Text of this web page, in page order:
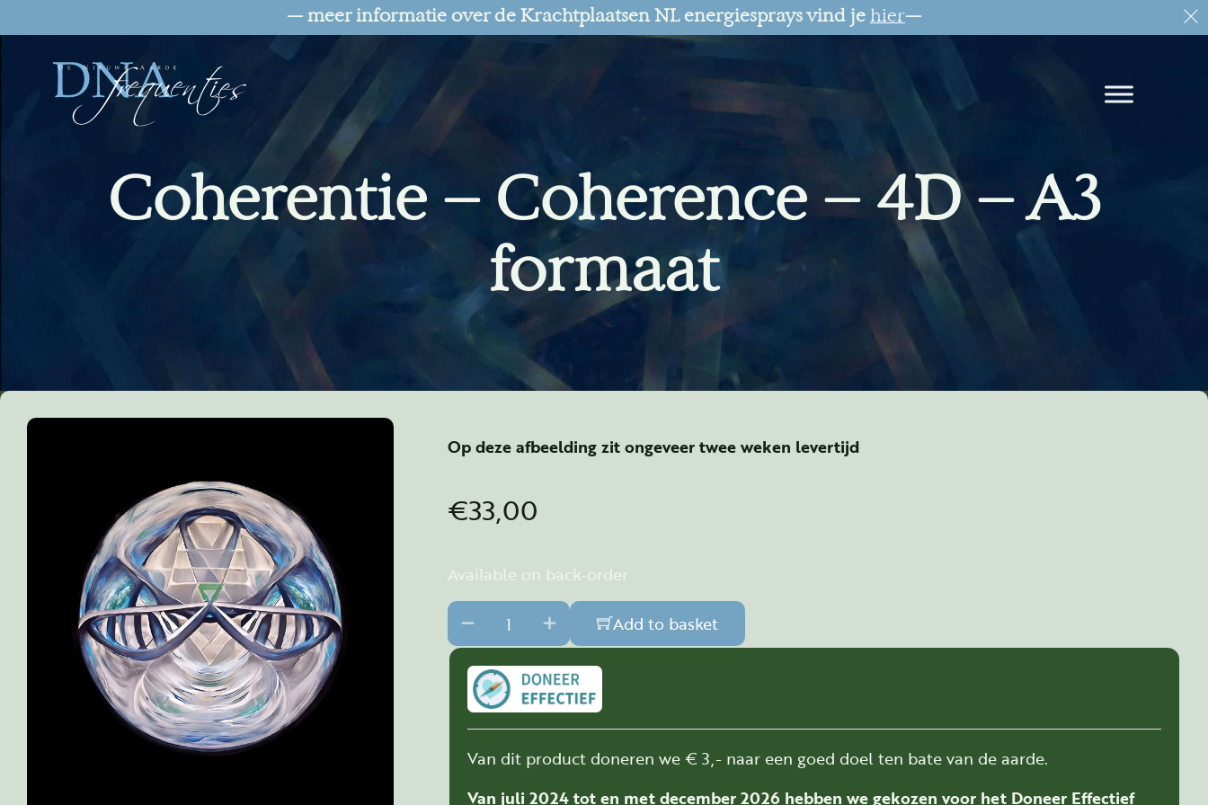
— meer informatie over de Krachtplaatsen NL energiesprays vind je hier—
Coherentie – Coherence – 4D – A3
formaat
Op deze afbeelding zit ongeveer twee weken levertijd
€33,00
Available on back-order
Coherentie - Coherence - 4D - A3 formaat quantity
Add to basket
Van dit product doneren we € 3,- naar een goed doel ten bate van de aarde.
Van juli 2024 tot en met december 2026 hebben we gekozen voor het Doneer Effectief